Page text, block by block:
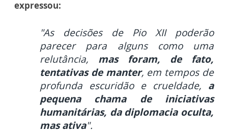
expressou:
"As decisões de Pio XII poderão
parecer para alguns como uma
relutância, mas foram, de fato,
tentativas de manter, em tempos de
profunda escuridão e crueldade, a
pequena chama de iniciativas
humanitárias, da diplomacia oculta,
mas ativa".